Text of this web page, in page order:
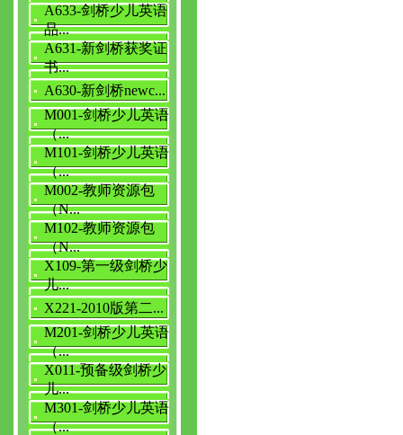
A633-剑桥少儿英语
品...
A631-新剑桥获奖证
书...
A630-新剑桥newc...
M001-剑桥少儿英语
（...
M101-剑桥少儿英语
（...
M002-教师资源包
（N...
M102-教师资源包
（N...
X109-第一级剑桥少
儿...
X221-2010版第二...
M201-剑桥少儿英语
（...
X011-预备级剑桥少
儿...
M301-剑桥少儿英语
（...